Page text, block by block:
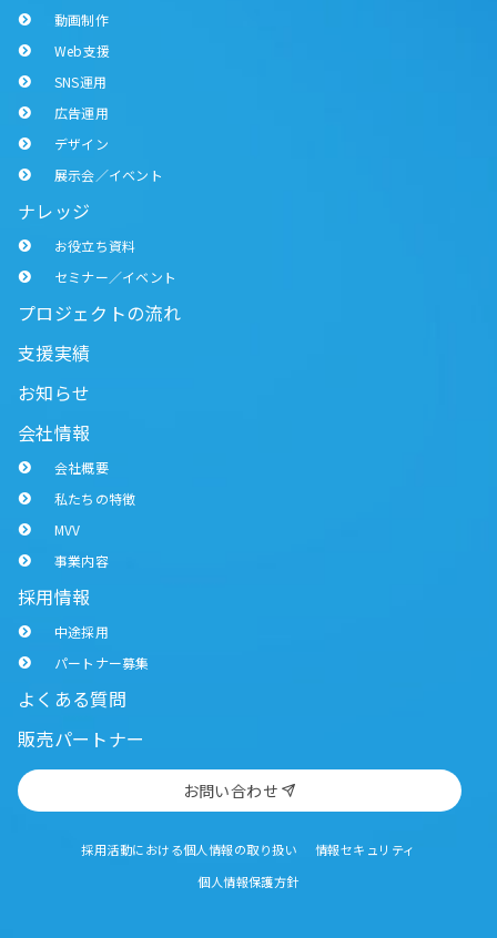
動画制作
Web支援
SNS運用
広告運用
デザイン
展示会／イベント
ナレッジ
お役立ち資料
セミナー／イベント
プロジェクトの流れ
支援実績
お知らせ
会社情報
会社概要
私たちの特徴
MVV
事業内容
採用情報
中途採用
パートナー募集
よくある質問
販売パートナー
お問い合わせ
採用活動における個人情報の取り扱い
情報セキュリティ
個人情報保護方針